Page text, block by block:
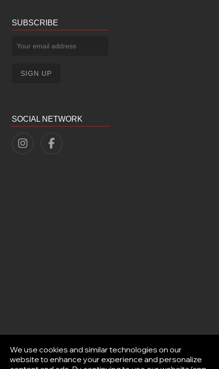
SUBSCRIBE
SOCIAL NETWORK
We use cookies and similar technologies on our
website to enhance your experience and personalize